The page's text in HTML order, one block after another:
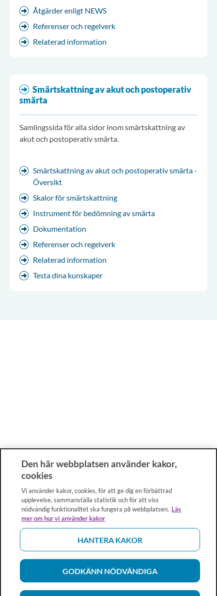
Åtgärder enligt NEWS
Referenser och regelverk
Relaterad information
Smärtskattning av akut och postoperativ
smärta
Samlingssida för alla sidor inom smärtskattning av
akut och postoperativ smärta.
Smärtskattning av akut och postoperativ smärta -
Översikt
Skalor för smärtskattning
Instrument för bedömning av smärta
Dokumentation
Referenser och regelverk
Relaterad information
Testa dina kunskaper
Den här webbplatsen använder kakor,
cookies
Vi använder kakor, cookies, för att ge dig en förbättrad
upplevelse, sammanställa statistik och för att viss
nödvändig funktionalitet ska fungera på webbplatsen. Läs
mer om hur vi använder kakor
HANTERA KAKOR
GODKÄNN NÖDVÄNDIGA